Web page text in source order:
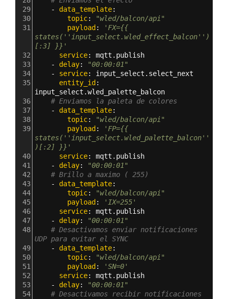
29
- data_template:
30
topic:
"wled/balcon/api"
31
payload :
'FX={{
states(''input_select.wled_effect_balcon'')
[:3] }}'
32
service: mqtt.publish
33
- delay:
"00:00:01"
34
- service: input_select.select_next
35
entity_id
input_select.wled_palette_balcon
36
# Enviamos la paleta de colores
37
- data_template:
38
topic:
"wled/balcon/api"
39
payload :
'FP={{
states(''input_select.wled_palette_balcon''
)[:2] }}'
40
service: mqtt.publish
41
- delay:
"00:00:01"
42
# Brillo a maximo ( 255)
43
- data_template:
44
topic:
"wled/balcon/api"
45
payload :
'IX=255'
46
service:
47
- delay:
"00:00:01"
48
# Desactivamos enviar notificaciones
UDP para evitar el SYNC
49
- data_template:
50
topic:
"wled/balcon/api"
51
payload :
'SN=0'
52
service: mqtt.publish
53
- delay:
"00:00:01"
54
# Desactivamos recibir notificaciones